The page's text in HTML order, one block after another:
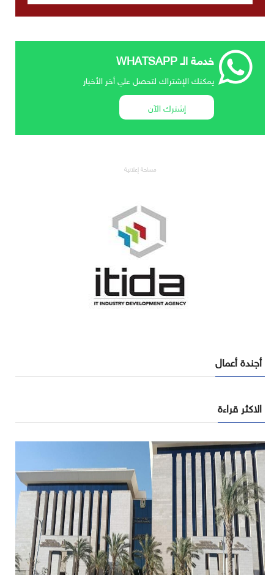
خدمة الـ WHATSAPP
يمكنك الإشتراك لتحصل علي أخر الأخبار
إشترك الآن
مساحة إعلانية
أجندة أعمال
الاكثر قراءة